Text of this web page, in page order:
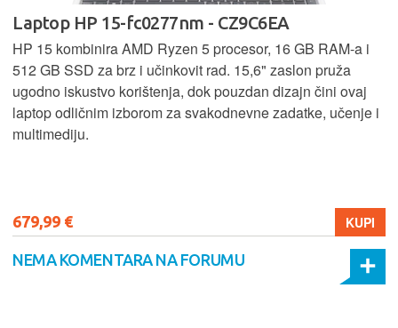
Laptop HP 15-fc0277nm - CZ9C6EA
HP 15 kombinira AMD Ryzen 5 procesor, 16 GB RAM-a i
512 GB SSD za brz i učinkovit rad. 15,6" zaslon pruža
ugodno iskustvo korištenja, dok pouzdan dizajn čini ovaj
laptop odličnim izborom za svakodnevne zadatke, učenje i
multimediju.
679,99 € KUPI
NEMA KOMENTARA NA FORUMU